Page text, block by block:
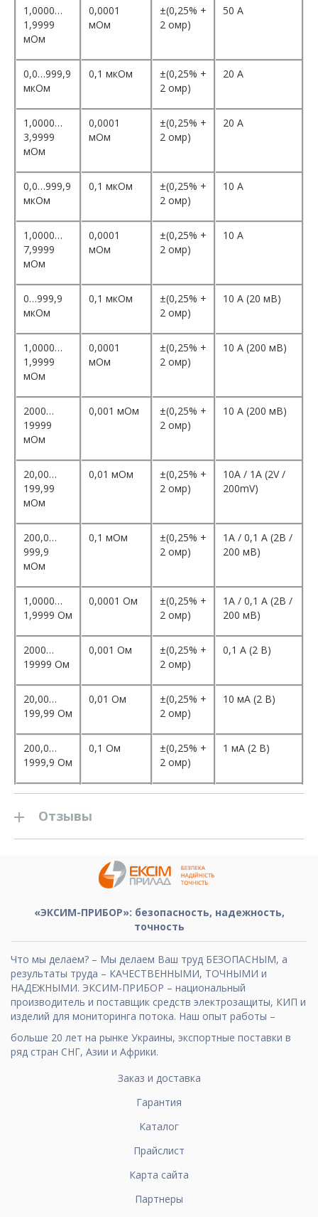
1,0000…
1,9999
мОм
0,0001
мОм
±(0,25% +
2 омр)
50 A
0,0…999,9
мкОм
0,1 мкОм
±(0,25% +
2 омр)
20 A
1,0000…
3,9999
мОм
0,0001
мОм
±(0,25% +
2 омр)
20 A
0,0…999,9
мкОм
0,1 мкОм
±(0,25% +
2 омр)
10 A
1,0000…
7,9999
мОм
0,0001
мОм
±(0,25% +
2 омр)
10 A
0…999,9
мкОм
0,1 мкОм
±(0,25% +
2 омр)
10 А (20 мВ)
1,0000…
1,9999
мОм
0,0001
мОм
±(0,25% +
2 омр)
10 А (200 мВ)
2000…
19999
мОм
0,001 мОм
±(0,25% +
2 омр)
10 А (200 мВ)
20,00…
199,99
мОм
0,01 мОм
±(0,25% +
2 омр)
10A / 1A (2V /
200mV)
200,0…
999,9
мОм
0,1 мОм
±(0,25% +
2 омр)
1A / 0,1 A (2В /
200 мВ)
1,0000…
1,9999 Ом
0,0001 Ом
±(0,25% +
2 омр)
1A / 0,1 A (2В /
200 мВ)
2000…
19999 Ом
0,001 Ом
±(0,25% +
2 омр)
0,1 А (2 В)
20,00…
199,99 Ом
0,01 Ом
±(0,25% +
2 омр)
10 мА (2 В)
200,0…
1999,9 Ом
0,1 Ом
±(0,25% +
2 омр)
1 мА (2 В)
Отзывы
«ЭКСИМ-ПРИБОР»: безопасность, надежность,
точность
Что мы делаем? – Мы делаем Ваш труд БЕЗОПАСНЫМ, а
результаты труда – КАЧЕСТВЕННЫМИ, ТОЧНЫМИ и
НАДЕЖНЫМИ. ЭКСИМ-ПРИБОР – национальный
производитель и поставщик средств электрозащиты, КИП и
изделий для мониторинга потока. Наш опыт работы –
больше 20 лет на рынке Украины, экспортные поставки в
ряд стран СНГ, Азии и Африки.
Заказ и доставка
Гарантия
Каталог
Прайслист
Карта сайта
Партнеры